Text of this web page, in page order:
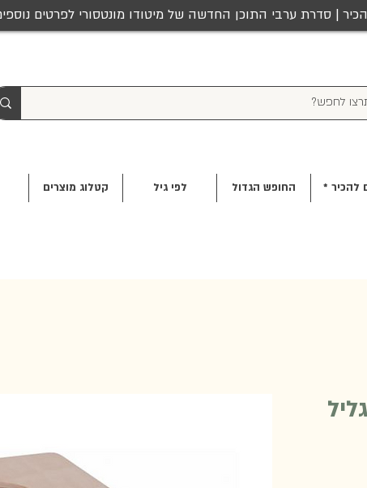
| סדרת ערבי התוכן החדשה של מיטודו מונטסורי לפרטים
להכיר * החופש הגדול לפי גיל קטלוג מוצרים